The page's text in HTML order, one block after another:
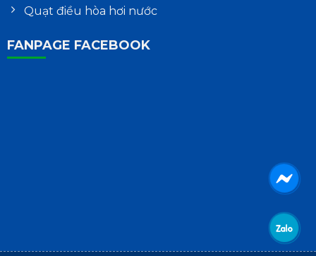
Quạt điều hòa hơi nước
FANPAGE FACEBOOK